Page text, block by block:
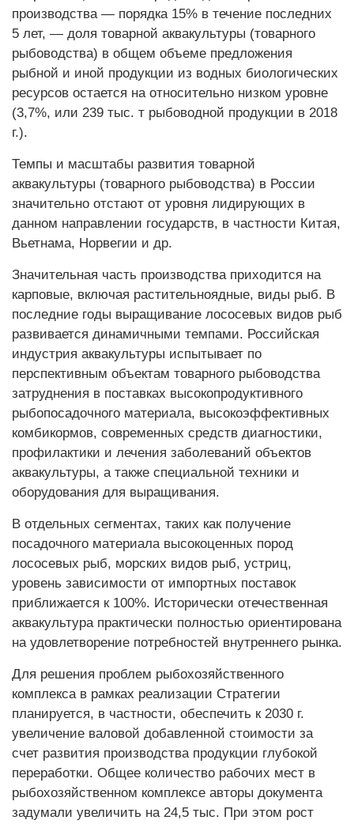
производства — порядка 15% в течение последних
5 лет, — доля товарной аквакультуры (товарного
рыбоводства) в общем объеме предложения
рыбной и иной продукции из водных биологических
ресурсов остается на относительно низком уровне
(3,7%, или 239 тыс. т рыбоводной продукции в 2018
г.).
Темпы и масштабы развития товарной
аквакультуры (товарного рыбоводства) в России
значительно отстают от уровня лидирующих в
данном направлении государств, в частности Китая,
Вьетнама, Норвегии и др.
Значительная часть производства приходится на
карповые, включая растительноядные, виды рыб. В
последние годы выращивание лососевых видов рыб
развивается динамичными темпами. Российская
индустрия аквакультуры испытывает по
перспективным объектам товарного рыбоводства
затруднения в поставках высокопродуктивного
рыбопосадочного материала, высокоэффективных
комбикормов, современных средств диагностики,
профилактики и лечения заболеваний объектов
аквакультуры, а также специальной техники и
оборудования для выращивания.
В отдельных сегментах, таких как получение
посадочного материала высокоценных пород
лососевых рыб, морских видов рыб, устриц,
уровень зависимости от импортных поставок
приближается к 100%. Исторически отечественная
аквакультура практически полностью ориентирована
на удовлетворение потребностей внутреннего рынка.
Для решения проблем рыбохозяйственного
комплекса в рамках реализации Стратегии
планируется, в частности, обеспечить к 2030 г.
увеличение валовой добавленной стоимости за
счет развития производства продукции глубокой
переработки. Общее количество рабочих мест в
рыбохозяйственном комплексе авторы документа
задумали увеличить на 24,5 тыс. При этом рост